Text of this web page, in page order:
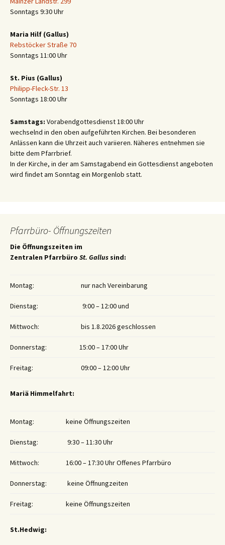
Sonntags 9:30 Uhr
Maria Hilf (Gallus)
Rebstöcker Straße 70
Sonntags 11:00 Uhr
St. Pius (Gallus)
Philipp-Fleck-Str. 13
Sonntags 18:00 Uhr
Samstags: Vorabendgottesdienst 18:00 Uhr
wechselnd in den oben aufgeführten Kirchen. Bei besonderen
Anlässen kann die Uhrzeit auch variieren. Näheres entnehmen sie
bitte dem Pfarrbrief.
In der Kirche, in der am Samstagabend ein Gottesdienst angeboten
wird findet am Sonntag ein Morgenlob statt.
Pfarrbüro- Öffnungszeiten
Die Öffnungszeiten im
Zentralen Pfarrbüro St. Gallus sind:
Montag: nur nach Vereinbarung
Dienstag: 9:00 – 12:00 und
Mittwoch: bis 1.8.2026 geschlossen
Donnerstag: 15:00 – 17:00 Uhr
Freitag: 09:00 – 12:00 Uhr
Mariä Himmelfahrt:
Montag: keine Öffnungszeiten
Dienstag: 9:30 – 11:30 Uhr
Mittwoch: 16:00 – 17:30 Uhr Offenes Pfarrbüro
Donnerstag: keine Öffnungzeiten
Freitag: keine Öffnungszeiten
St.Hedwig: